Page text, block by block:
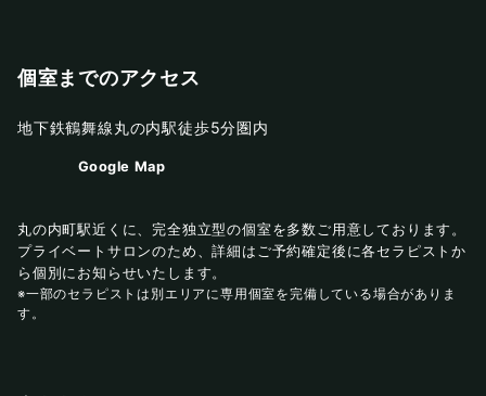
個室までのアクセス
地下鉄鶴舞線丸の内駅徒歩5分圏内
Google Map
丸の内町駅近くに、完全独立型の個室を多数ご用意しております。
プライベートサロンのため、詳細はご予約確定後に各セラピストか
ら個別にお知らせいたします。
※一部のセラピストは別エリアに専用個室を完備している場合がありま
す。